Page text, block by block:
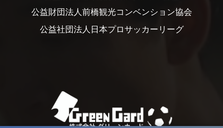
公益財団法人前橋観光コンベンション協会
公益社団法人日本プロサッカーリーグ